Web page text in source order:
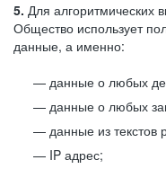
5. Для алгоритмических
Общество использует
данные, а именно:
данные о любых
данные о любых
данные из текстов
IP адрес;